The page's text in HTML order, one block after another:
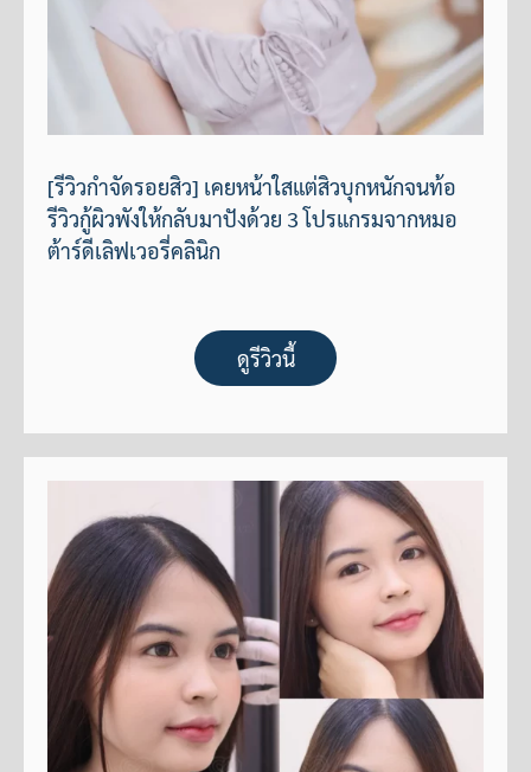
[รีวิวกำจัดรอยสิว] เคยหน้าใสแต่สิวบุกหนักจนท้อ
รีวิวกู้ผิวพังให้กลับมาปังด้วย 3 โปรแกรมจากหมอ
ต้าร์ดีเลิฟเวอรี่คลินิก
ดูรีวิวนี้